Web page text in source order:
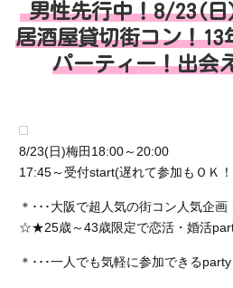
男性先行中！8/23(
居酒屋貸切街コン！13
パーティー！出会
8/23(日)梅田18:00～20:00
17:45～受付start(遅れて参加もＯＫ
＊･･･大阪で超人気の街コン人気企画
☆★25歳～43歳限定で恋活・婚活
＊･･･一人でも気軽に参加できるparty